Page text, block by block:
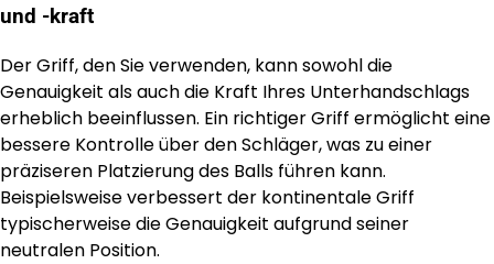
und -kraft
Der Griff, den Sie verwenden, kann sowohl die
Genauigkeit als auch die Kraft Ihres Unterhandschlags
erheblich beeinflussen. Ein richtiger Griff ermöglicht eine
bessere Kontrolle über den Schläger, was zu einer
präziseren Platzierung des Balls führen kann.
Beispielsweise verbessert der kontinentale Griff
typischerweise die Genauigkeit aufgrund seiner
neutralen Position.